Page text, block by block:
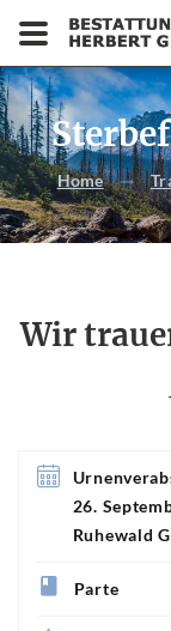
Home
Wir
26.
Ruhewald
Parte